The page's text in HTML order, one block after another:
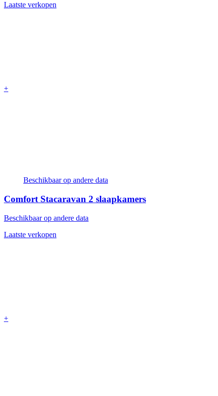
Laatste verkopen
+
Beschikbaar op andere data
Comfort Stacaravan 2 slaapkamers
Beschikbaar op andere data
Laatste verkopen
+